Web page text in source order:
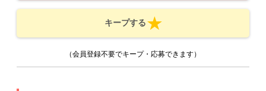
キープする
（会員登録不要でキープ・応募できます）